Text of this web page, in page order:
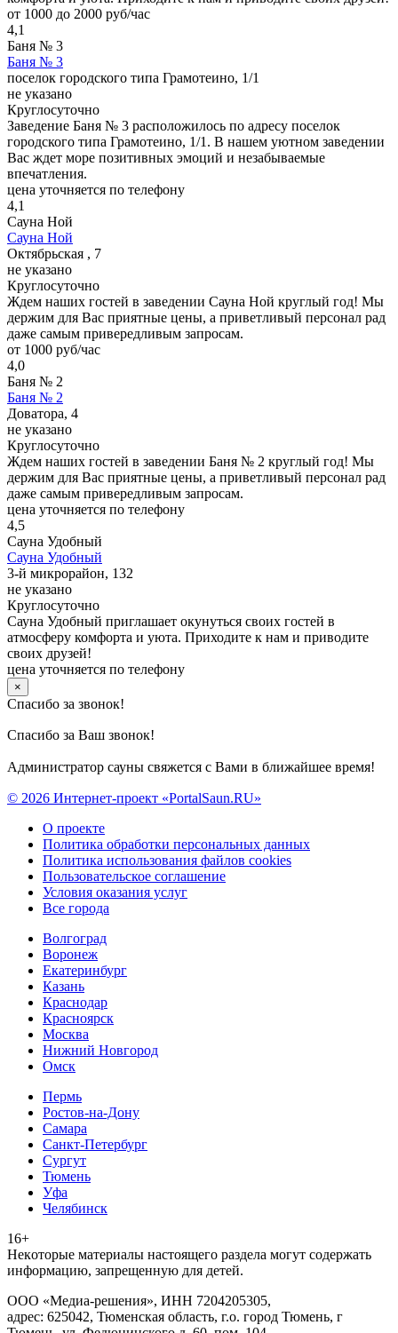
от 1000 до 2000 руб/час
4,1
Баня № 3
Баня № 3
поселок городского типа Грамотеино, 1/1
не указано
Круглосуточно
Заведение Баня № 3 расположилось по адресу поселок
городского типа Грамотеино, 1/1. В нашем уютном заведении
Вас ждет море позитивных эмоций и незабываемые
впечатления.
цена уточняется по телефону
4,1
Сауна Ной
Сауна Ной
Октябрьская , 7
не указано
Круглосуточно
Ждем наших гостей в заведении Сауна Ной круглый год! Мы
держим для Вас приятные цены, а приветливый персонал рад
даже самым привередливым запросам.
от 1000 руб/час
4,0
Баня № 2
Баня № 2
Доватора, 4
не указано
Круглосуточно
Ждем наших гостей в заведении Баня № 2 круглый год! Мы
держим для Вас приятные цены, а приветливый персонал рад
даже самым привередливым запросам.
цена уточняется по телефону
4,5
Сауна Удобный
Сауна Удобный
3-й микрорайон, 132
не указано
Круглосуточно
Сауна Удобный приглашает окунуться своих гостей в
атмосферу комфорта и уюта. Приходите к нам и приводите
своих друзей!
цена уточняется по телефону
×
Спасибо за звонок!
Спасибо за Ваш звонок!
Администратор сауны свяжется с Вами в ближайшее время!
© 2026 Интернет-проект «PortalSaun.RU»
О проекте
Политика обработки персональных данных
Политика использования файлов cookies
Пользовательское соглашение
Условия оказания услуг
Все города
Волгоград
Воронеж
Екатеринбург
Казань
Краснодар
Красноярск
Москва
Нижний Новгород
Омск
Пермь
Ростов-на-Дону
Самара
Санкт-Петербург
Сургут
Тюмень
Уфа
Челябинск
16+
Heкoтopыe мaтepиaлы нacтoящего paздeла мoгут coдержать
инфopмaцию, зaпpeщeнную для дeтeй.
ООО «Медиа-решения», ИНН 7204205305,
адрес: 625042, Тюменская область, г.о. город Тюмень, г